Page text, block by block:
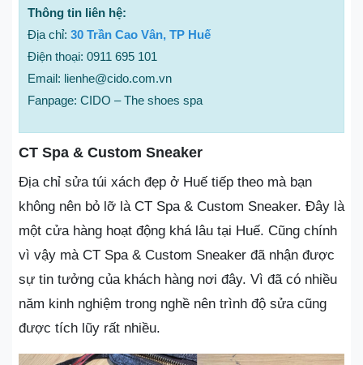
Thông tin liên hệ:
Địa chỉ: 30 Trần Cao Vân, TP Huế
Điện thoại: 0911 695 101
Email: lienhe@cido.com.vn
Fanpage: CIDO – The shoes spa
CT Spa & Custom Sneaker
Địa chỉ sửa túi xách đẹp ở Huế tiếp theo mà bạn
không nên bỏ lỡ là CT Spa & Custom Sneaker. Đây là
một cửa hàng hoạt động khá lâu tại Huế. Cũng chính
vì vậy mà CT Spa & Custom Sneaker đã nhận được
sự tin tưởng của khách hàng nơi đây. Vì đã có nhiều
năm kinh nghiệm trong nghề nên trình độ sửa cũng
được tích lũy rất nhiều.